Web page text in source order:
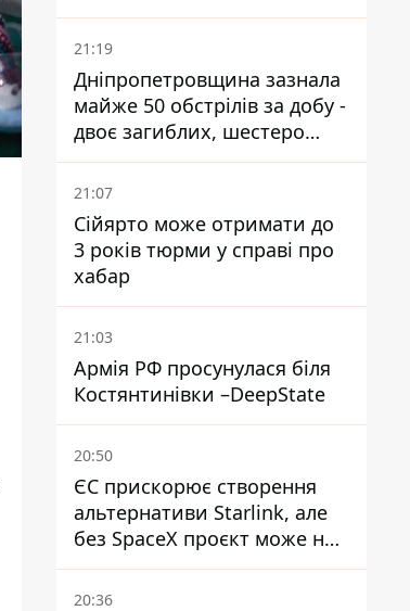
21:19
Дніпропетровщина зазнала
майже 50 обстрілів за добу -
двоє загиблих, шестеро
постраждалих
21:07
Сійярто може отримати до
3 років тюрми у справі про
хабар
21:03
Армія РФ просунулася біля
Костянтинівки –DeepState
20:50
ЄС прискорює створення
альтернативи Starlink, але
без SpaceX проєкт може не
обійтися
20:36